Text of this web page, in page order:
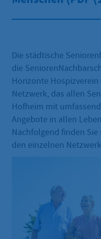
Die städtische
die
Horizonte
Netzwerk, das allen
Hofheim mit
Angebote in allen
Nachfolgend finden
den einzelnen